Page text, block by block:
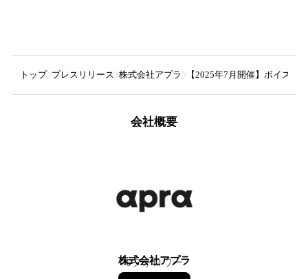
トップ プレスリリース 株式会社アプラ 【2025年7月開催】ボイス
会社概要
株式会社アプラ
6フォロワー